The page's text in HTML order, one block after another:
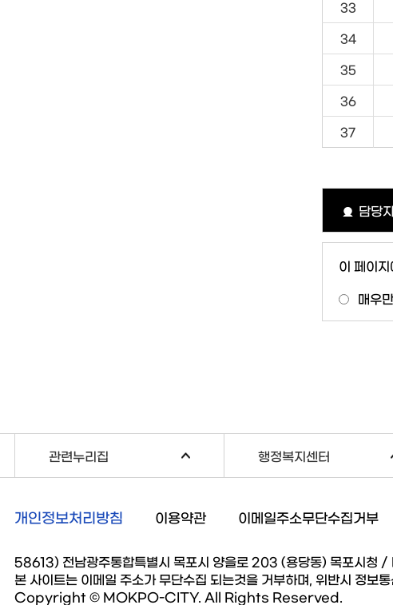
33
34
35
36
37
담당
이 페이
매우
관련누리집 행정복지센터
개인정보처리방침 이용약관 이메일주소무단수집거부
58613) 전남광주통합특별시 목포시 양을로 203 (용당동) 목포시
본 사이트는 이메일 주소가 무단수집 되는것을 거부하며, 위반시 정보
Copyright © MOKPO-CITY. All Rights Reserved.